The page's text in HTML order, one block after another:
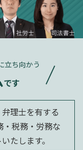
立ち向かう
です
理士を有する
・税務・労務な
たします。